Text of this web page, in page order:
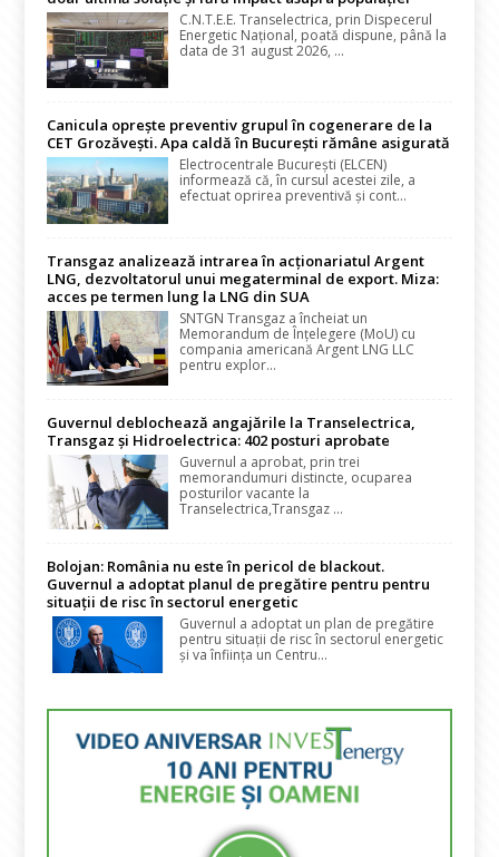
C.N.T.E.E. Transelectrica, prin Dispecerul
Energetic Național, poată dispune, până la
data de 31 august 2026, ...
Canicula oprește preventiv grupul în cogenerare de la
CET Grozăvești. Apa caldă în București rămâne asigurată
Electrocentrale București (ELCEN)
informează că, în cursul acestei zile, a
efectuat oprirea preventivă și cont...
Transgaz analizează intrarea în acționariatul Argent
LNG, dezvoltatorul unui megaterminal de export. Miza:
acces pe termen lung la LNG din SUA
SNTGN Transgaz a încheiat un
Memorandum de Înțelegere (MoU) cu
compania americană Argent LNG LLC
pentru explor...
Guvernul deblochează angajările la Transelectrica,
Transgaz și Hidroelectrica: 402 posturi aprobate
Guvernul a aprobat, prin trei
memorandumuri distincte, ocuparea
posturilor vacante la
Transelectrica,Transgaz ...
Bolojan: România nu este în pericol de blackout.
Guvernul a adoptat planul de pregătire pentru pentru
situații de risc în sectorul energetic
Guvernul a adoptat un plan de pregătire
pentru situații de risc în sectorul energetic
și va înființa un Centru...